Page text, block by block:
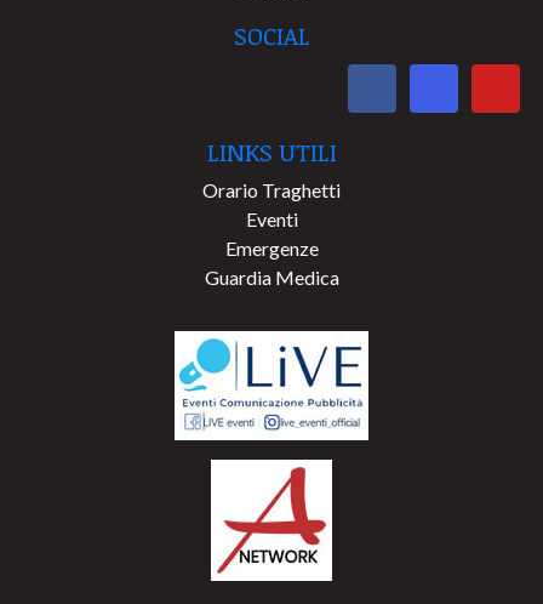
SOCIAL
LINKS UTILI
Orario Traghetti
Eventi
Emergenze
Guardia Medica